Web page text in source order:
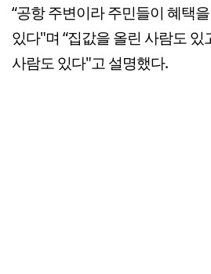
“공항 주변이라 주민들이 혜택
있다"며 “집값을 올린 사람도
사람도 있다"고 설명했다.